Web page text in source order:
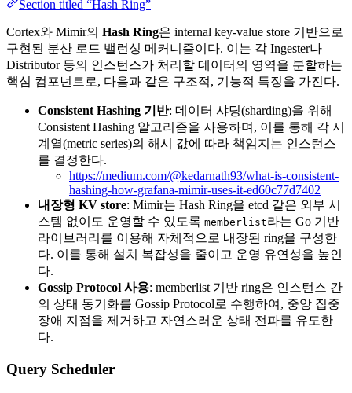
Section titled “Hash Ring”
Cortex와 Mimir의 Hash Ring은 internal key-value store 기반으로
구현된 분산 로드 밸런싱 메커니즘이다. 이는 각 Ingester나
Distributor 등의 인스턴스가 처리할 데이터의 영역을 분할하는
핵심 컴포넌트로, 다음과 같은 구조적, 기능적 특징을 가진다.
Consistent Hashing 기반: 데이터 샤딩(sharding)을 위해
Consistent Hashing 알고리즘을 사용하며, 이를 통해 각 시
계열(metric series)의 해시 값에 따라 책임지는 인스턴스
를 결정한다.
https://medium.com/@kedarnath93/what-is-consistent-
hashing-how-grafana-mimir-uses-it-ed60c77d7402
내장형 KV store: Mimir는 Hash Ring을 etcd 같은 외부 시
스템 없이도 운영할 수 있도록 memberlist라는 Go 기반
라이브러리를 이용해 자체적으로 내장된 ring을 구성한
다. 이를 통해 설치 복잡성을 줄이고 운영 유연성을 높인
다.
Gossip Protocol 사용: memberlist 기반 ring은 인스턴스 간
의 상태 동기화를 Gossip Protocol로 수행하여, 중앙 집중
장애 지점을 제거하고 자연스러운 상태 전파를 유도한
다.
Query Scheduler